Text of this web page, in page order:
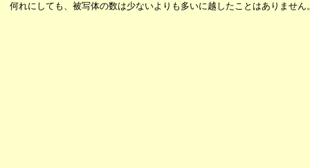
何れにしても、被写体の数は少ないよりも多いに越したことはありません